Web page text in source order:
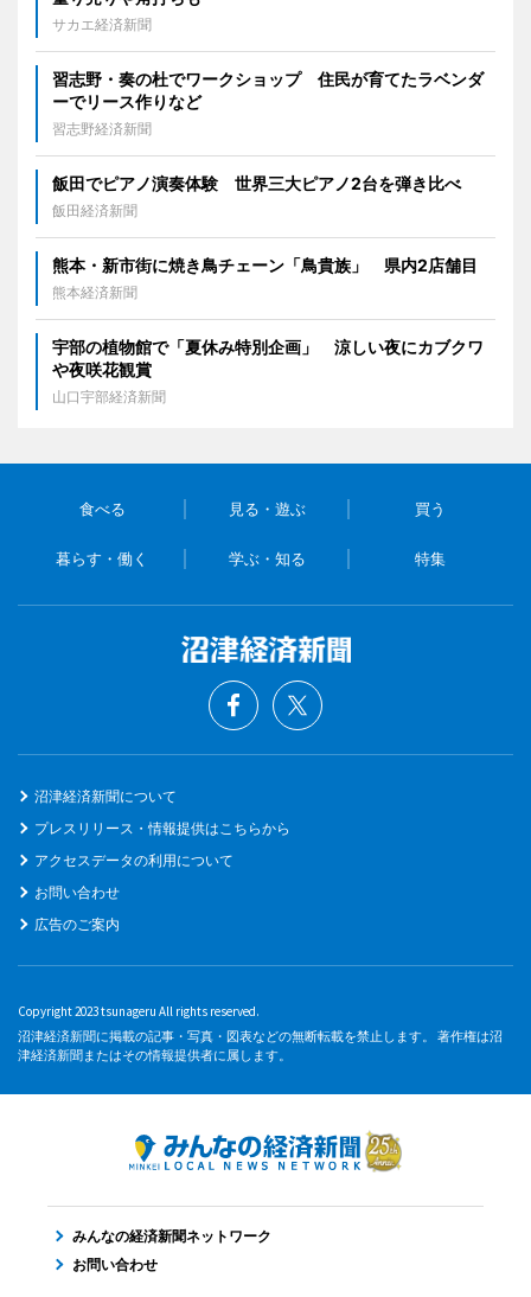
サカエ経済新聞
習志野・奏の杜でワークショップ 住民が育てたラベンダ
ーでリース作りなど
習志野経済新聞
飯田でピアノ演奏体験 世界三大ピアノ2台を弾き比べ
飯田経済新聞
熊本・新市街に焼き鳥チェーン「鳥貴族」 県内2店舗目
熊本経済新聞
宇部の植物館で「夏休み特別企画」 涼しい夜にカブクワ
や夜咲花観賞
山口宇部経済新聞
食べる 見る・遊ぶ 買う
暮らす・働く 学ぶ・知る 特集
沼津経済新聞について
プレスリリース・情報提供はこちらから
アクセスデータの利用について
お問い合わせ
広告のご案内
Copyright 2023 tsunageru All rights reserved.
沼津経済新聞に掲載の記事・写真・図表などの無断転載を禁止します。 著作権は沼
津経済新聞またはその情報提供者に属します。
みんなの経済新聞ネットワーク
お問い合わせ